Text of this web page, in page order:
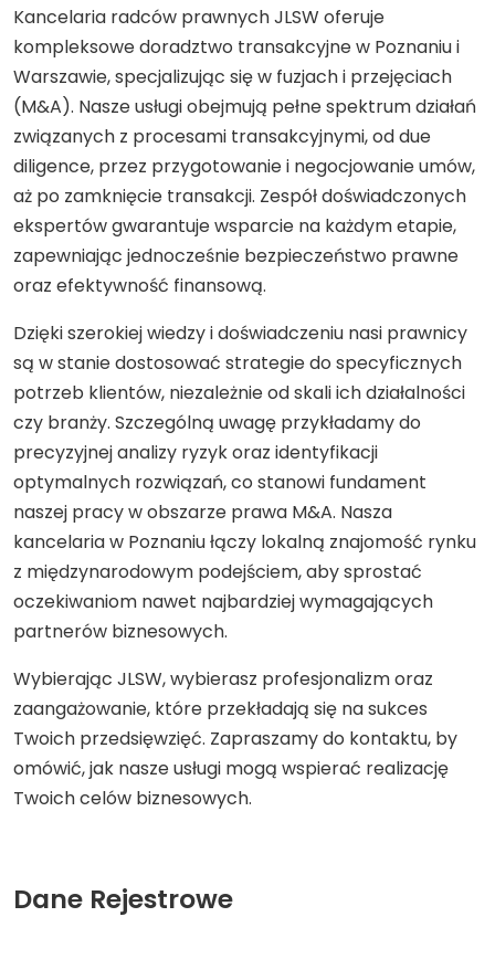
Kancelaria radców prawnych JLSW oferuje
kompleksowe doradztwo transakcyjne w Poznaniu i
Warszawie, specjalizując się w fuzjach i przejęciach
(M&A). Nasze usługi obejmują pełne spektrum działań
związanych z procesami transakcyjnymi, od due
diligence, przez przygotowanie i negocjowanie umów,
aż po zamknięcie transakcji. Zespół doświadczonych
ekspertów gwarantuje wsparcie na każdym etapie,
zapewniając jednocześnie bezpieczeństwo prawne
oraz efektywność finansową.
Dzięki szerokiej wiedzy i doświadczeniu nasi prawnicy
są w stanie dostosować strategie do specyficznych
potrzeb klientów, niezależnie od skali ich działalności
czy branży. Szczególną uwagę przykładamy do
precyzyjnej analizy ryzyk oraz identyfikacji
optymalnych rozwiązań, co stanowi fundament
naszej pracy w obszarze prawa M&A. Nasza
kancelaria w Poznaniu łączy lokalną znajomość rynku
z międzynarodowym podejściem, aby sprostać
oczekiwaniom nawet najbardziej wymagających
partnerów biznesowych.
Wybierając JLSW, wybierasz profesjonalizm oraz
zaangażowanie, które przekładają się na sukces
Twoich przedsięwzięć. Zapraszamy do kontaktu, by
omówić, jak nasze usługi mogą wspierać realizację
Twoich celów biznesowych.
Dane Rejestrowe